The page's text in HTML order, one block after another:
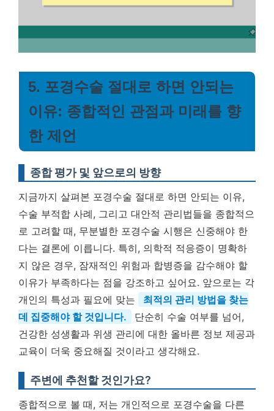
5. 포경수술 절대로 하면 안되는
이유: 종합적인 관점과 미래를 향
한 제언
종합 평가 및 앞으로의 방향
지금까지 살펴본 포경수술 절대로 하면 안되는 이유,
수술 부적합 사례, 그리고 대안적 관리법들을 종합적으
로 고려할 때, 무분별한 포경수술 시행은 신중해야 한
다는 결론에 이릅니다. 특히, 의학적 적응증이 명확하
지 않은 경우, 잠재적인 위험과 합병증을 감수해야 할
이유가 부족하다는 점을 강조하고 싶어요. 앞으로는 각
개인의 특성과 필요에 맞는
최적의 관리 방법을 찾는
데 집중해야 할 것입니다.
단순히 수술 여부를 넘어,
건강한 성생활과 위생 관리에 대한 올바른 정보 제공과
교육이 더욱 중요해질 것이라고 생각해요.
주변에 추천할 것인가요?
종합적으로 볼 때, 저는 개인적으로 포경수술을 다른